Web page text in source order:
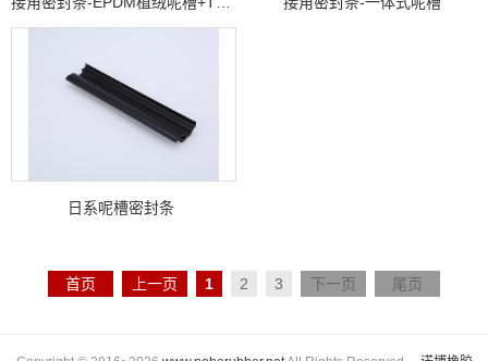
日系呢槽密封条
首页 上一页 1 2 3 下一页 尾页